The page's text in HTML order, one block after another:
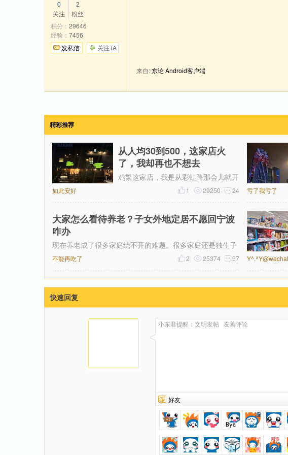
来自:东论 Android客户端
0
关注
2
粉丝
积分： 29646
经验： 7456
发私信
关注TA
精彩推荐
从人均30到500，这家店火
了，我却再也不想去
鸡繁这家店，我是从彩虹路那会儿就开
始吃的，那时候觉得它特别有个性。网
上骂声再多，我也愿意去，那时候感
如此安好 24
29250
1 亏了我亏了
大家怎么看待养老？子女外地定居不愿回宁波
咋办
现在养老成了很多家庭绕不开的难题。很多家庭还是独生子
女，不少年轻人在外成家立业，在大城市扎根生子，就
不能再吃了 67
25374
2 Y^.^Y@wechat
快速回复
好友